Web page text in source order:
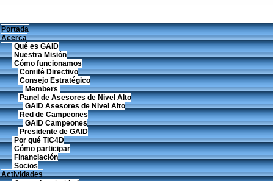
Portada
Acerca
Qué es GAID
Nuestra Misión
Cómo funcionamos
Comité Directivo
Consejo Estratégico
Members
Panel de Asesores de Nivel Alto
GAID Asesores de Nivel Alto
Red de Campeones
GAID Campeones
Presidente de GAID
Por qué TIC4D
Cómo participar
Financiación
Socios
Actividades